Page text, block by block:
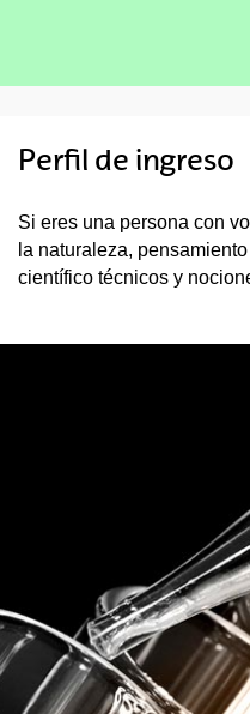
Perfil de ingreso
Si eres una persona con
la naturaleza,
científico técnicos y